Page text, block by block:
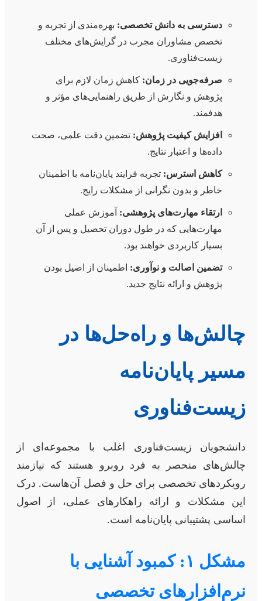
دسترسی به دانش تخصصی: بهره‌مندی از تجربه و
تخصص مشاوران مجرب در گرایش‌های مختلف
زیست‌فناوری.
صرفه‌جویی در زمان: کاهش زمان لازم برای
پژوهش و نگارش از طریق راهنمایی‌های مؤثر و
هدفمند.
افزایش کیفیت پژوهش: تضمین دقت علمی، صحت
داده‌ها و اعتبار نتایج.
کاهش استرس: تجربه فرایند پایان‌نامه با اطمینان
خاطر و بدون نگرانی از مشکلات رایج.
ارتقاء مهارت‌های پژوهشی: آموزش عملی
مهارت‌هایی که در طول دوران تحصیل و پس از آن
بسیار کاربردی خواهند بود.
تضمین اصالت و نوآوری: اطمینان از اصیل بودن
پژوهش و ارائه نتایج جدید.
چالش‌ها و راه‌حل‌ها در
مسیر پایان‌نامه
زیست‌فناوری
دانشجویان زیست‌فناوری اغلب با مجموعه‌ای از
چالش‌های منحصر به فرد روبرو هستند که نیازمند
رویکردهای تخصصی برای حل و فصل آن‌هاست. درک
این مشکلات و ارائه راهکارهای عملی، از اصول
اساسی پشتیبانی پایان‌نامه است.
مشکل ۱: کمبود آشنایی با
نرم‌افزارهای تخصصی